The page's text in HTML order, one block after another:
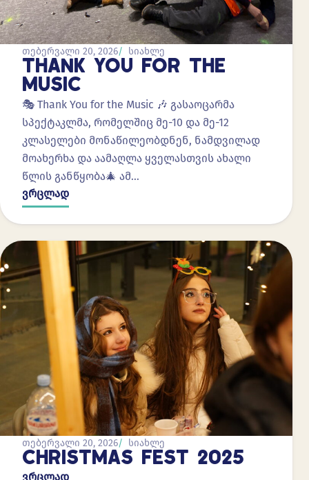
თებერვალი 20, 2026 სიახლე
THANK YOU FOR THE
MUSIC
🎭 Thank You for the Music 🎶 გასაოცარმა
სპექტაკლმა, რომელშიც მე-10 და მე-12
კლასელები მონაწილეობდნენ, ნამდვილად
მოახერხა და აამაღლა ყველასთვის ახალი
წლის განწყობა🎄 ამ…
ვრცლად
თებერვალი 20, 2026 სიახლე
CHRISTMAS FEST 2025
ვრცლად